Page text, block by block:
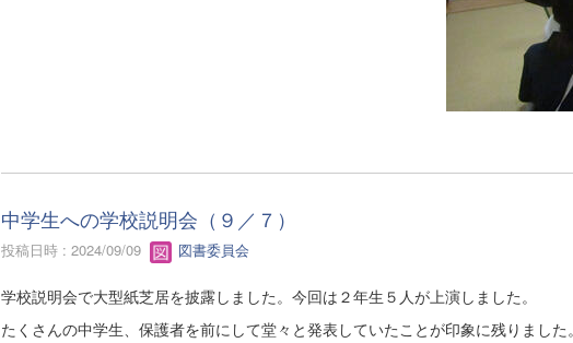
中学生への学校説明会（９／７）
投稿日時 : 2024/09/09 図書委員会
学校説明会で大型紙芝居を披露しました。今回は２年生５人が上演しました。
たくさんの中学生、保護者を前にして堂々と発表していたことが印象に残りました。